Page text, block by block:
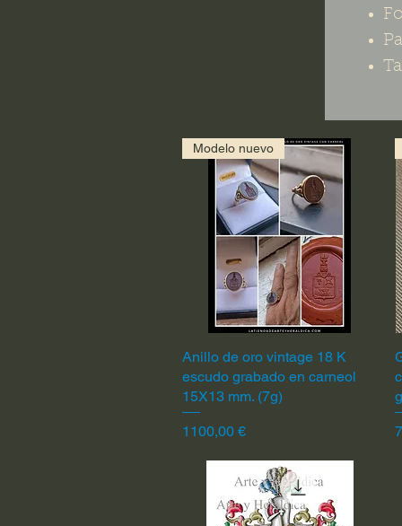
Vista rápida
Modelo nuevo
Anillo de oro vintage 18 K
escudo grabado en carneol
15X13 mm. (7g)
Precio
1100,00 €